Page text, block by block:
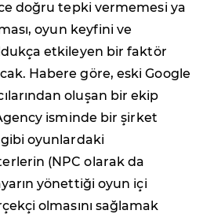
doğru tepki vermemesi ya
oyun keyfini ve
etkileyen bir faktör
Habere göre, eski Google
oluşan bir ekip
isminde bir şirket
oyunlardaki
(NPC olarak da
yönettiği oyun içi
olmasını sağlamak